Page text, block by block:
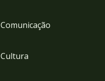
Comunicação
Cultura